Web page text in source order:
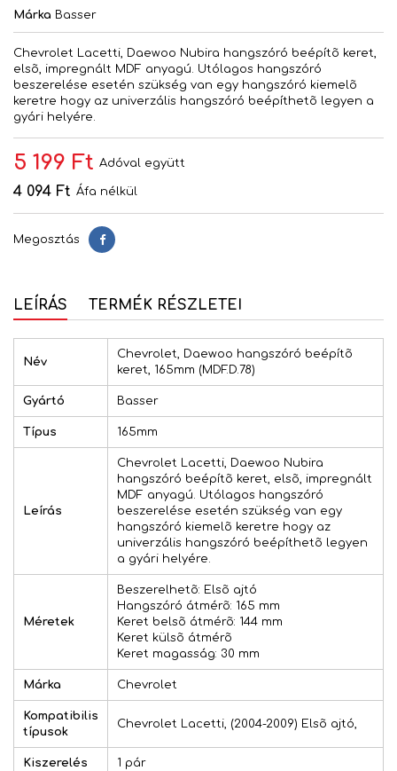
Márka Basser
Chevrolet Lacetti, Daewoo Nubira hangszóró beépítõ keret,
elsõ, impregnált MDF anyagú. Utólagos hangszóró
beszerelése esetén szükség van egy hangszóró kiemelõ
keretre hogy az univerzális hangszóró beépíthetõ legyen a
gyári helyére.
5 199 Ft Adóval együtt
4 094 Ft Áfa nélkül
Megosztás Megosztás
LEÍRÁS TERMÉK RÉSZLETEI
Név
Chevrolet, Daewoo hangszóró beépítõ
keret, 165mm (MDF.D.78)
Gyártó Basser
Típus 165mm
Leírás
Chevrolet Lacetti, Daewoo Nubira
hangszóró beépítõ keret, elsõ, impregnált
MDF anyagú. Utólagos hangszóró
beszerelése esetén szükség van egy
hangszóró kiemelõ keretre hogy az
univerzális hangszóró beépíthetõ legyen
a gyári helyére.
Méretek
Beszerelhetõ: Elsõ ajtó
Hangszóró átmérõ: 165 mm
Keret belsõ átmérõ: 144 mm
Keret külsõ átmérõ
Keret magasság: 30 mm
Márka Chevrolet
Kompatibilis
típusok
Chevrolet Lacetti, (2004-2009) Elsõ ajtó,
Kiszerelés 1 pár